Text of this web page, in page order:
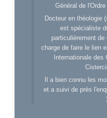
Général de
Docteur en théologie
est spécialiste
particulièrement
charge de faire le lien
Internationale des
Il a bien connu les
et a suivi de près